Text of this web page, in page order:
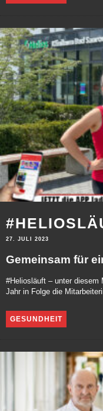
27. JULI 2023
Gemeinsam für
#Heliosläuft – unter diesem
Jahr in Folge die
GESUNDHEIT